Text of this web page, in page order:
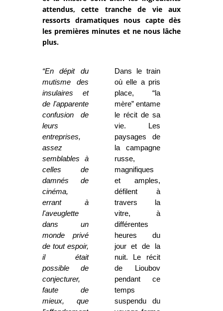
attendus, cette tranche de vie aux
ressorts dramatiques nous capte dès
les premières minutes et ne nous lâche
plus.
“En dépit du
mutisme des
insulaires et
de l'apparente
confusion de
leurs
entreprises,
assez
semblables à
celles de
damnés de
cinéma,
errant à
l'aveuglette
dans un
monde privé
de tout espoir,
il était
possible de
conjecturer,
faute de
mieux, que
Dans le train
où elle a pris
place, “la
mère” entame
le récit de sa
vie. Les
paysages de
la campagne
russe,
magnifiques
et amples,
défilent à
travers la
vitre, à
différentes
heures du
jour et de la
nuit. Le récit
de Lioubov
pendant ce
temps
suspendu du